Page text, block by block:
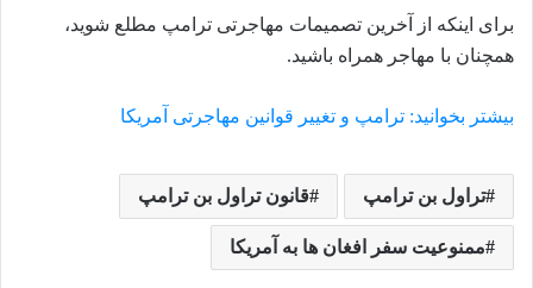
برای اینکه از آخرین تصمیمات مهاجرتی ترامپ مطلع شوید،
همچنان با مهاجر همراه باشید.
بیشتر بخوانید: ترامپ و تغییر قوانین مهاجرتی آمریکا
تراول بن ترامپ قانون تراول بن ترامپ
ممنوعیت سفر افغان ها به آمریکا